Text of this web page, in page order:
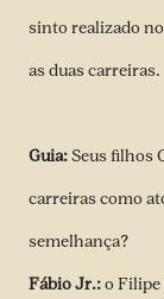
sinto realizado
as duas carreiras.
Guia:Seus filhos
carreiras como
semelhança?
Fábio Jr.:o Filipe